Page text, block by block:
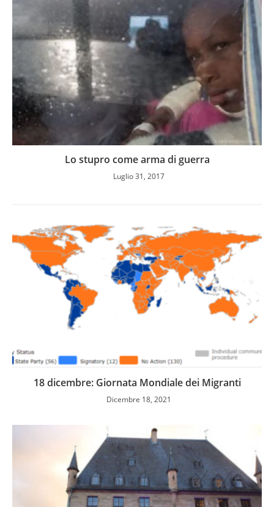
Lo stupro come arma di guerra
Luglio 31, 2017
18 dicembre: Giornata Mondiale dei Migranti
Dicembre 18, 2021